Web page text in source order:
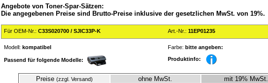
Angebote von Toner-Spar-Sätzen:
Die angegebenen Preise sind Brutto-Preise inklusive der gesetzlichen MwSt. von 19%.
Für OEM-Nr.: C33S020700 / SJIC33P-K Art.-Nr.: 11EP01235
Modell: kompatibel Farbe: bitte angeben:
Passend für folgende Modelle: Produktinfo:
Preise (zzgl. Versand) ohne MwSt. mit 19% MwSt.